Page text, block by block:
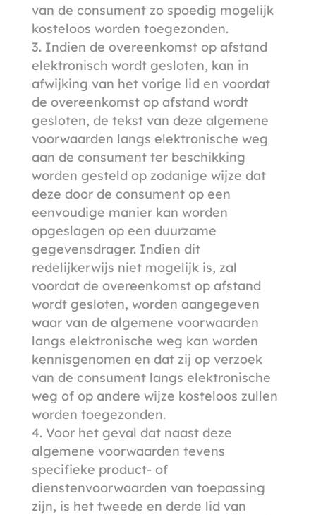
van de consument zo spoedig mogelijk
kosteloos worden toegezonden.
Indien de overeenkomst op afstand
elektronisch wordt gesloten, kan in
afwijking van het vorige lid en voordat
de overeenkomst op afstand wordt
gesloten, de tekst van deze algemene
voorwaarden langs elektronische weg
aan de consument ter beschikking
worden gesteld op zodanige wijze dat
deze door de consument op een
eenvoudige manier kan worden
opgeslagen op een duurzame
gegevensdrager. Indien dit
redelijkerwijs niet mogelijk is, zal
voordat de overeenkomst op afstand
wordt gesloten, worden aangegeven
waar van de algemene voorwaarden
langs elektronische weg kan worden
kennisgenomen en dat zij op verzoek
van de consument langs elektronische
weg of op andere wijze kosteloos zullen
worden toegezonden.
Voor het geval dat naast deze
algemene voorwaarden tevens
specifieke product- of
dienstenvoorwaarden van toepassing
zijn, is het tweede en derde lid van